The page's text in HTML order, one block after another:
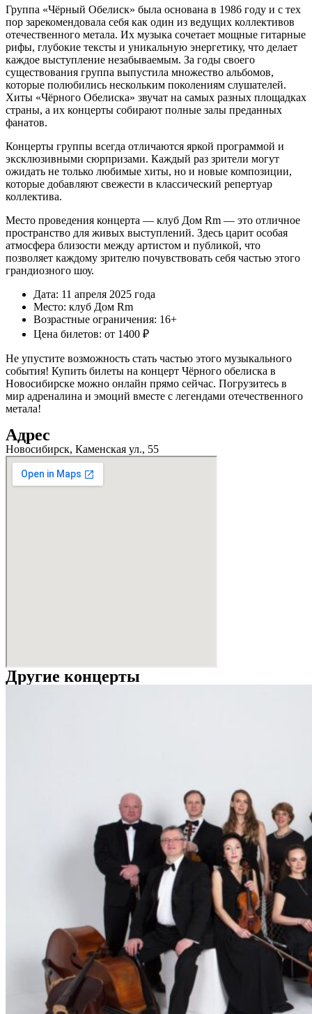
Группа «Чёрный Обелиск» была основана в 1986 году и с тех
пор зарекомендовала себя как один из ведущих коллективов
отечественного метала. Их музыка сочетает мощные гитарные
рифы, глубокие тексты и уникальную энергетику, что делает
каждое выступление незабываемым. За годы своего
существования группа выпустила множество альбомов,
которые полюбились нескольким поколениям слушателей.
Хиты «Чёрного Обелиска» звучат на самых разных площадках
страны, а их концерты собирают полные залы преданных
фанатов.
Концерты группы всегда отличаются яркой программой и
эксклюзивными сюрпризами. Каждый раз зрители могут
ожидать не только любимые хиты, но и новые композиции,
которые добавляют свежести в классический репертуар
коллектива.
Место проведения концерта — клуб Дом Rm — это отличное
пространство для живых выступлений. Здесь царит особая
атмосфера близости между артистом и публикой, что
позволяет каждому зрителю почувствовать себя частью этого
грандиозного шоу.
Дата: 11 апреля 2025 года
Место: клуб Дом Rm
Возрастные ограничения: 16+
Цена билетов: от 1400 ₽
Не упустите возможность стать частью этого музыкального
события! Купить билеты на концерт Чёрного обелиска в
Новосибирске можно онлайн прямо сейчас. Погрузитесь в
мир адреналина и эмоций вместе с легендами отечественного
метала!
Адрес
Новосибирск, Каменская ул., 55
Другие концерты